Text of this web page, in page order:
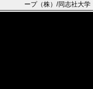
ープ（株）/同志社大学